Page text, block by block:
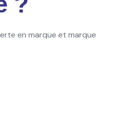
en marque et marque